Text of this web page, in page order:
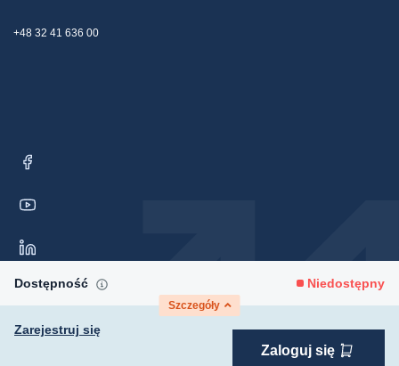
Dostępność Niedostępny
Szczegóły
Zarejestruj się
Zaloguj się
+48 32 41 636 00
Copyright © 2026 Moris Sp. z o.o. Wszelkie prawa